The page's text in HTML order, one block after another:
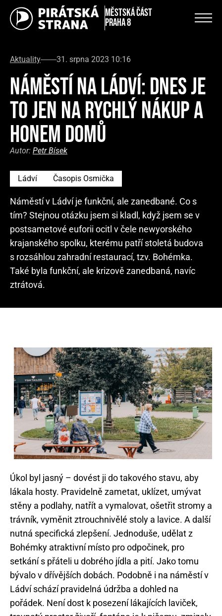
městská část
Praha 8
Aktuality 31. srpna 2023 10:16
NÁMĚSTÍ NA LÁDVÍ: DNES JE
TO JEN NA RYCHLÝ NÁKUP A
HONEM DOMŮ
Autor: Petr Bísek
Ládví Časopis Osmička
Náměstí v Ládví je funkční, ale zanedbané. Co s
tím? Stejnou otázku jsem si kladl, když jsem se v
postsametové euforii ocitl v čele newyorského
krajanského spolku, kterému patří stoletá budova
s rozsáhlou zahradní restaurací, tzv. Bohémka.
Také byla funkční, ale krizově zanedbaná, navíc
ztrátová.
Úkol byl jasný – dovést ji do takového stavu, aby
lákala hosty. Pravidelně zametat, uklízet, umývat
stěny a podlahy, natřít a vymalovat, ošetřit stromy a
trávník, vyměnit ztrouchnivělé stoly a lavice. A další
nutná specifická zlepšení. Jednoduše, udělat z
Bohémky atraktivní místo pro odpočinek, pro
setkání s přáteli u dobrého jídla a pití. Jako tomu
bývalo v dřívějších dobách. Podobně i na náměstí v
Ládví schází pravidelná údržba a dohled na
pořádek. Není dost k posezení lákajících laviček,